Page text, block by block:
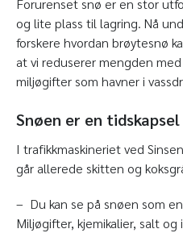
Forurenset snø er en stor
og lite plass til lagring. Nå
forskere hvordan brøytesnø
at vi reduserer mengden
miljøgifter som havner i
Snøen er en
I trafikkmaskineriet ved
går allerede skitten og
– Du kan se på snøen som
Miljøgifter, kjemikalier, salt